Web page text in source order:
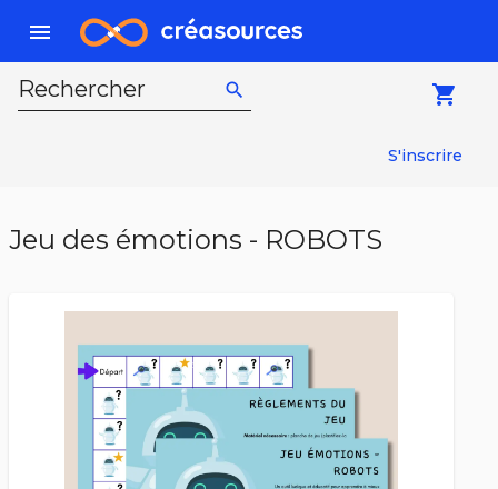
menu
Rechercher search local_grocery_store
S'inscrire
Jeu des émotions - ROBOTS